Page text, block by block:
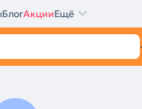
БлогАкцииЕщё